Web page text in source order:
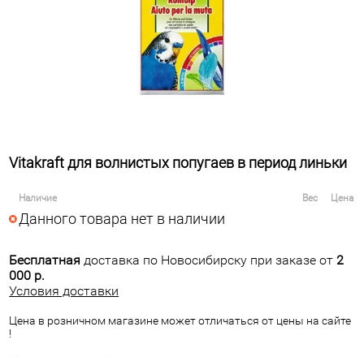
Vitakraft для волнистых попугаев в период линьки
Наличие Вес Цена
Данного товара нет в наличии
Бесплатная доставка по Новосибирску при заказе от 2
000 р.
Условия доставки
Цена в розничном магазине может отличаться от цены на сайте
!